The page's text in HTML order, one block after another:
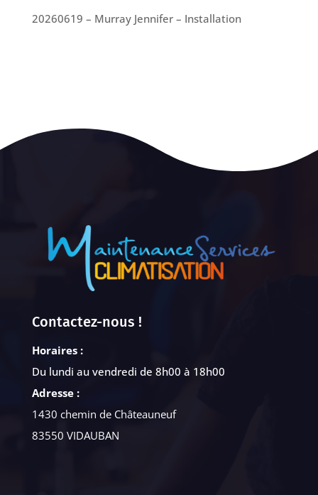
20260619 – Murray Jennifer – Installation
Contactez-nous !
Horaires :
Du lundi au vendredi de 8h00 à 18h00
Adresse :
1430 chemin de Châteauneuf
83550 VIDAUBAN